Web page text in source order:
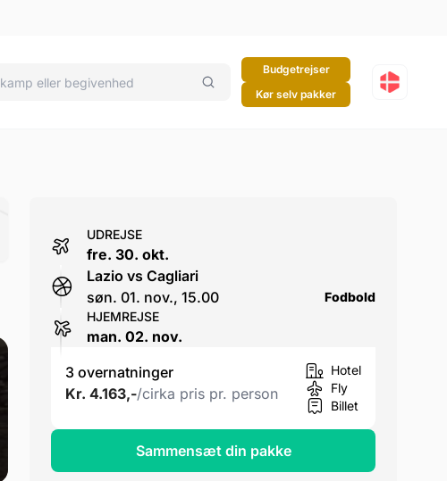
Budgetrejser
Kør selv pakker
UDREJSE
fre. 30. okt.
Lazio vs Cagliari
søn. 01. nov., 15.00
Fodbold
HJEMREJSE
man. 02. nov.
3 overnatninger
Kr. 4.163,-/cirka pris pr. person
Hotel
Fly
Billet
Sammensæt din pakke